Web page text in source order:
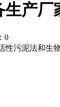
生产厂
0
污泥法和生